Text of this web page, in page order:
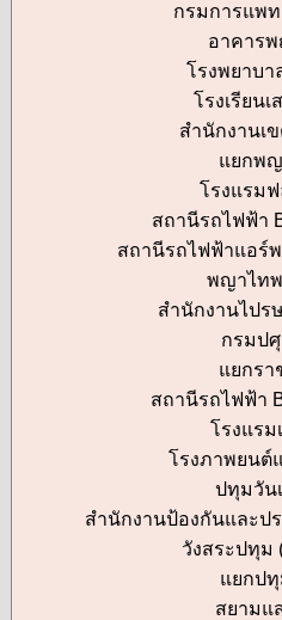
กรมการแพ
อาคาร
โรงพยาบา
โรงเรียน
สำนักงานเ
แยกพ
โรงแรม
สถานีรถไฟฟ้า
สถานีรถไฟฟ้าแอร์
พญาไท
สำนักงานไปร
กรมป
แยกรา
สถานีรถไฟฟ้า
โรงแรม
โรงภาพยนต์
ปทุมวัน
สำนักงานป้องกันและป
วังสระปทุม
แยกป
สยามแ